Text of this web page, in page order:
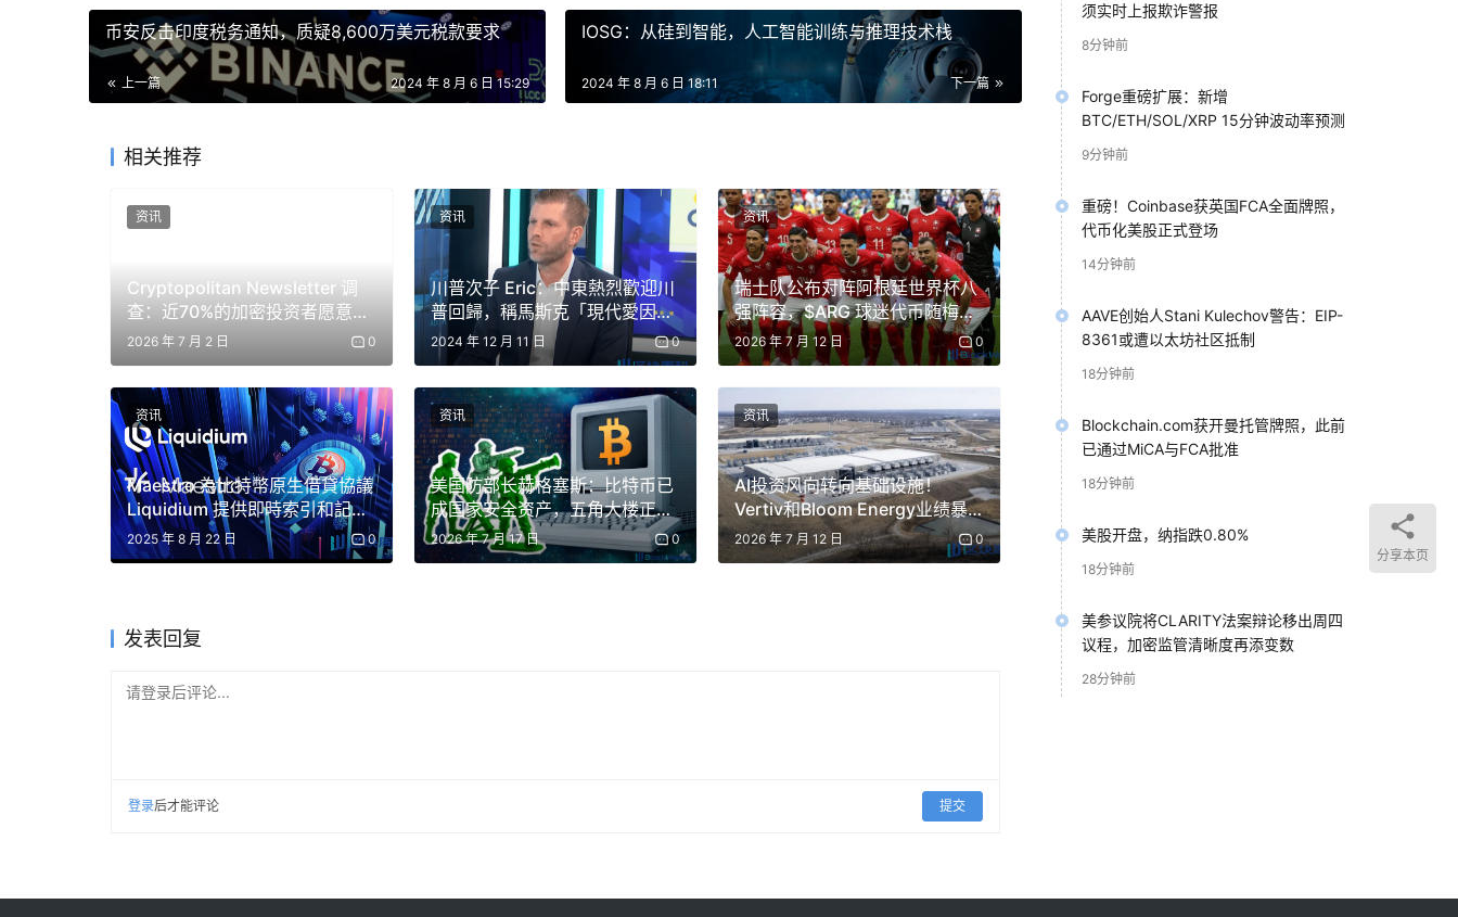
币安反击印度税务通知，质疑8,600万美元税款要求
上一篇 2024 年 8 月 6 日 15:29
IOSG：从硅到智能，人工智能训练与推理技术栈
下一篇
2024 年 8 月 6 日 18:11
相关推荐
Cryptopolitan Newsletter 调
查：近70%的加密投资者愿意让
AI代理控制钱包——但有条件
2026 年 7 月 2 日 0
资讯
川普次子 Eric：中東熱烈歡迎川
普回歸，稱馬斯克「現代愛因斯
坦」並助推美國發展
2024 年 12 月 11 日 0
资讯
瑞士队公布对阵阿根廷世界杯八
强阵容，$ARG 球迷代币随梅西
表现暴涨12.4%
2026 年 7 月 12 日 0
资讯
Maestro 為比特幣原生借貸協議
Liquidium 提供即時索引和記憶
體池感知功能
2025 年 8 月 22 日 0
资讯
美国防部长赫格塞斯：比特币已
成国家安全资产，五角大楼正推
进机密级项目
2026 年 7 月 17 日 0
资讯
AI投资风向转向基础设施！
Vertiv和Bloom Energy业绩暴
涨，积压订单超150亿美元
2026 年 7 月 12 日 0
资讯
发表回复
请登录后评论...
登录后才能评论 提交
须实时上报欺诈警报
8分钟前
Forge重磅扩展：新增
BTC/ETH/SOL/XRP 15分钟波动率预测
9分钟前
重磅！Coinbase获英国FCA全面牌照，
代币化美股正式登场
14分钟前
AAVE创始人Stani Kulechov警告：EIP-
8361或遭以太坊社区抵制
18分钟前
Blockchain.com获开曼托管牌照，此前
已通过MiCA与FCA批准
18分钟前
美股开盘，纳指跌0.80%
18分钟前
美参议院将CLARITY法案辩论移出周四
议程，加密监管清晰度再添变数
28分钟前
分享本页